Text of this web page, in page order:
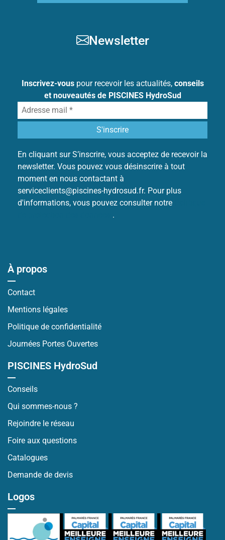
Newsletter
Inscrivez-vouspour recevoir les actualités, conseils
et nouveautés de PISCINES HydroSud
En cliquant sur S’inscrire, vous acceptez de recevoir la
newsletter. Vous pouvez vous désinscrire à tout
moment en nous contactant à
serviceclients@piscines-hydrosud.fr. Pour plus
d'informations, vous pouvez consulter notre
.
À propos
Contact
Mentions légales
Politique de confidentialité
Journées Portes Ouvertes
PISCINES HydroSud
Conseils
Qui sommes-nous ?
Rejoindre le réseau
Foire aux questions
Catalogues
Demande de devis
Logos